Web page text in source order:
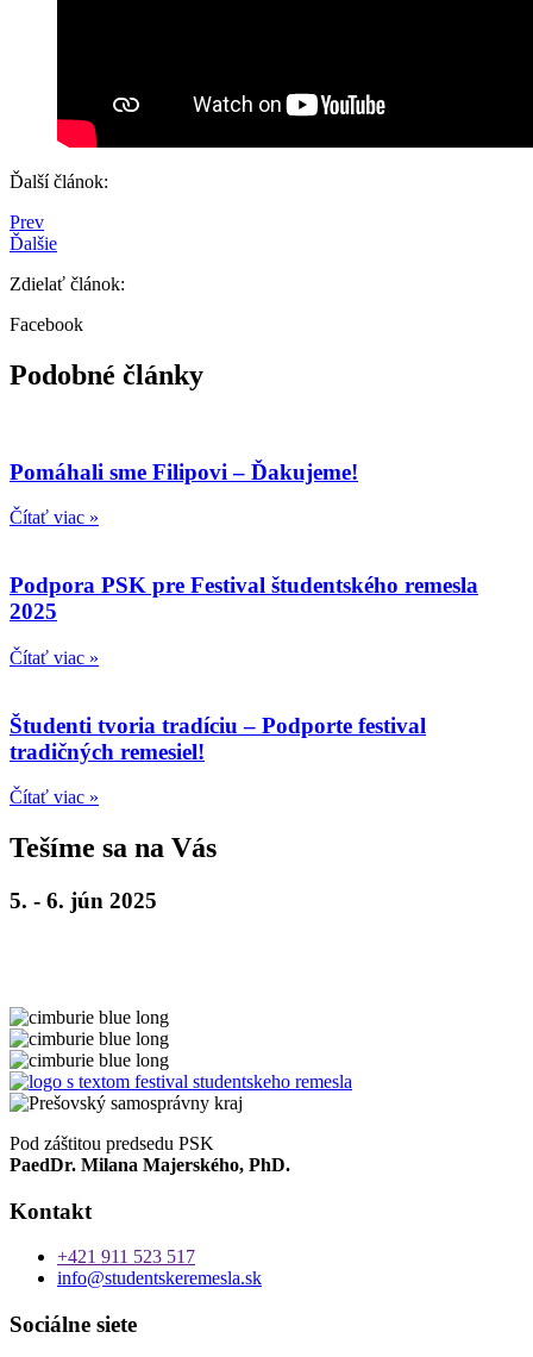
Ďalší článok:
Prev
Ďalšie
Zdielať článok:
Facebook
Podobné články
Pomáhali sme Filipovi – Ďakujeme!
Čítať viac »
Podpora PSK pre Festival študentského remesla
2025
Čítať viac »
Študenti tvoria tradíciu – Podporte festival
tradičných remesiel!
Čítať viac »
Tešíme sa na Vás
5. - 6. jún 2025
Pod záštitou predsedu PSK
PaedDr. Milana Majerského, PhD.
Kontakt
+421 911 523 517
info@studentskeremesla.sk
Sociálne siete